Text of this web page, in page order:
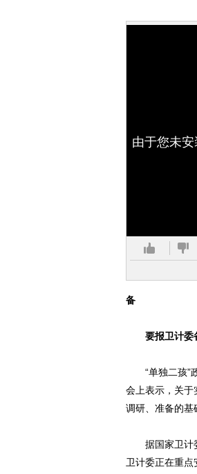
由于您未
备
要报卫计委备
“单独二孩”政
会上表示，关于
调研、准备的基
据国家卫计委
卫计委正在重点